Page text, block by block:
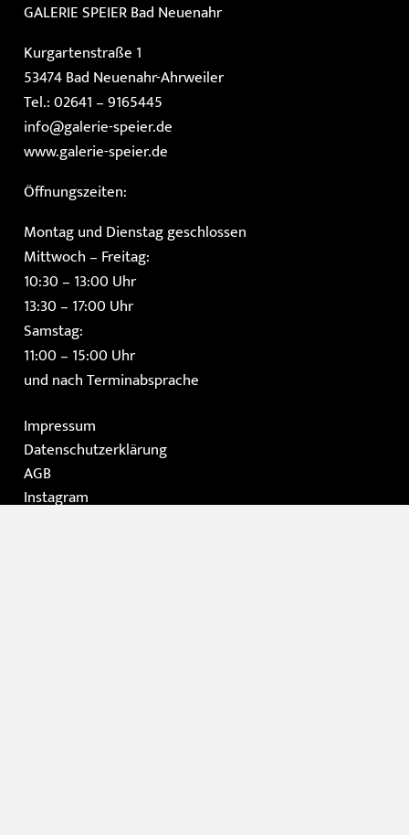
GALERIE SPEIERBad Neuenahr
Kurgartenstraße 1
53474 Bad Neuenahr-Ahrweiler
Tel.: 02641 – 9165445
info@galerie-speier.de
www.galerie-speier.de
Öffnungszeiten:
Montag und Dienstag geschlossen
Mittwoch – Freitag:
10:30 – 13:00 Uhr
13:30 – 17:00 Uhr
Samstag:
11:00 – 15:00 Uhr
und nach Terminabsprache
Impressum
Datenschutzerklärung
AGB
Instagram